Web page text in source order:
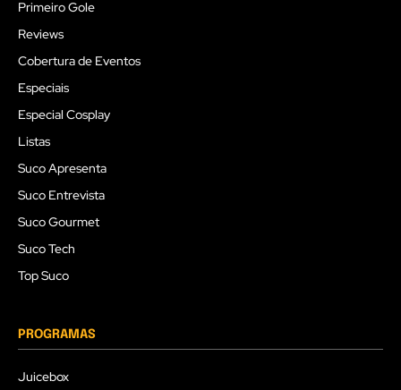
Primeiro Gole
Reviews
Cobertura de Eventos
Especiais
Especial Cosplay
Listas
Suco Apresenta
Suco Entrevista
Suco Gourmet
Suco Tech
Top Suco
PROGRAMAS
Juicebox